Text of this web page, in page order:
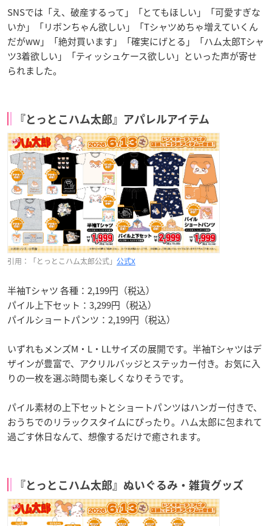
SNSでは「え、破産するって」「とてもほしい」「可愛すぎな
いか」「リボンちゃん欲しい」「Tシャツめちゃ増えていくん
だがww」「絶対買います」「確実にげとる」「ハム太郎Tシャ
ツ3着欲しい」「ティッシュケース欲しい」といった声が寄せ
られました。
『とっとこハム太郎』アパレルアイテム
引用：「とっとこハム太郎公式」 公式X
半袖Tシャツ 各種：2,199円（税込）
パイル上下セット：3,299円（税込）
パイルショートパンツ：2,199円（税込）
いずれもメンズM・L・LLサイズの展開です。半袖Tシャツはデ
ザインが豊富で、アクリルバッジとステッカー付き。お気に入
りの一枚を選ぶ時間も楽しくなりそうです。
パイル素材の上下セットとショートパンツはハンガー付きで、
おうちでのリラックスタイムにぴったり。ハム太郎に包まれて
過ごす休日なんて、想像するだけで癒されます。
『とっとこハム太郎』ぬいぐるみ・雑貨グッズ